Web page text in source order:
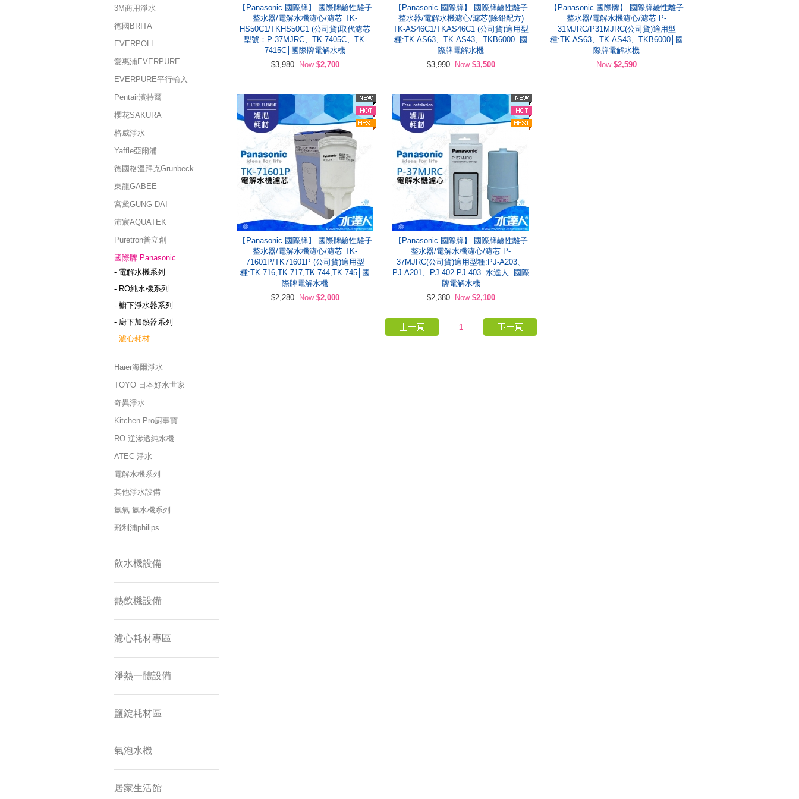
3M商用淨水
德國BRITA
EVERPOLL
愛惠浦EVERPURE
EVERPURE平行輸入
Pentair濱特爾
櫻花SAKURA
格威淨水
Yaffle亞爾浦
德國格溫拜克Grunbeck
東龍GABEE
宮黛GUNG DAI
沛宸AQUATEK
Puretron普立創
國際牌 Panasonic
- 電解水機系列
- RO純水機系列
- 櫥下淨水器系列
- 廚下加熱器系列
- 濾心耗材
Haier海爾淨水
TOYO 日本好水世家
奇異淨水
Kitchen Pro廚事寶
RO 逆滲透純水機
ATEC 淨水
電解水機系列
其他淨水設備
氫氣.氫水機系列
飛利浦philips
飲水機設備
熱飲機設備
濾心耗材專區
淨熱一體設備
鹽錠耗材區
氣泡水機
居家生活館
【Panasonic 國際牌】 國際牌鹼性離子
整水器/電解水機濾心/濾芯 TK-
HS50C1/TKHS50C1 (公司貨)取代濾芯
型號：P-37MJRC、TK-7405C、TK-
7415C│國際牌電解水機
$3,980
Now $2,700
【Panasonic 國際牌】 國際牌鹼性離子
整水器/電解水機濾心/濾芯(除鉛配方)
TK-AS46C1/TKAS46C1 (公司貨)適用型
種:TK-AS63、TK-AS43、TKB6000│國
際牌電解水機
$3,990
Now $3,500
【Panasonic 國際牌】 國際牌鹼性離子
整水器/電解水機濾心/濾芯 P-
31MJRC/P31MJRC(公司貨)適用型
種:TK-AS63、TK-AS43、TKB6000│國
際牌電解水機
Now $2,590
【Panasonic 國際牌】 國際牌鹼性離子
整水器/電解水機濾心/濾芯 TK-
71601P/TK71601P (公司貨)適用型
種:TK-716,TK-717,TK-744,TK-745│國
際牌電解水機
$2,280
Now $2,000
【Panasonic 國際牌】 國際牌鹼性離子
整水器/電解水機濾心/濾芯 P-
37MJRC(公司貨)適用型種:PJ-A203、
PJ-A201、PJ-402.PJ-403│水達人│國際
牌電解水機
$2,380
Now $2,100
1